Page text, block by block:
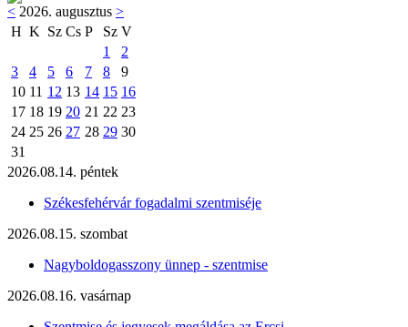
< 2026. augusztus >
H K Sz Cs P Sz V
1
2
3
4 5 6 7 8
9
10 11 12 13 14 15 16
17 18 19 20 21 22 23
24 25 26 27 28 29 30
31
2026.08.14. péntek
Székesfehérvár fogadalmi szentmiséje
2026.08.15. szombat
Nagyboldogasszony ünnep - szentmise
2026.08.16. vasárnap